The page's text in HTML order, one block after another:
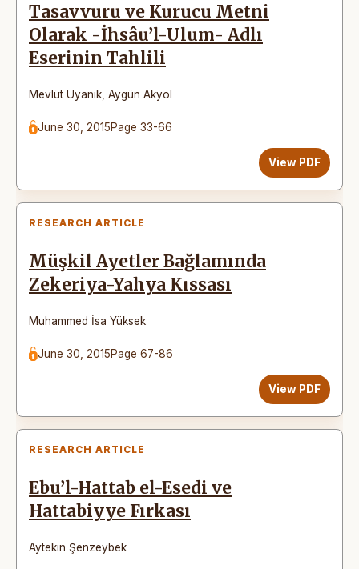
Tasavvuru ve Kurucu Metni
Olarak -İhsâu’l-Ulum- Adlı
Eserinin Tahlili
Mevlüt Uyanık Aygün Akyol
June 30, 2015Page 33-66
View PDF
RESEARCH ARTICLE
Müşkil Ayetler Bağlamında
Zekeriya-Yahya Kıssası
Muhammed İsa Yüksek
June 30, 2015Page 67-86
View PDF
RESEARCH ARTICLE
Ebu’l-Hattab el-Esedi ve
Hattabiyye Fırkası
Aytekin Şenzeybek